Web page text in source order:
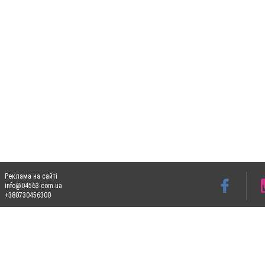
Реклама на сайті
info@04563.com.ua
+380730456300